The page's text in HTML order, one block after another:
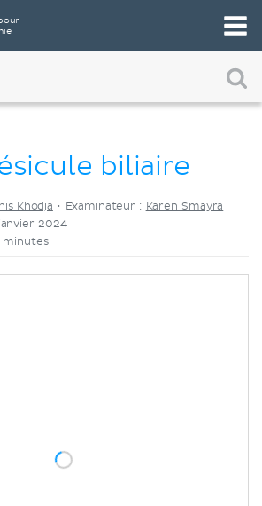
votre outil d'étude préféré
biliaire
Khodja • Examinateur : Karen Smayra
2024
minutes